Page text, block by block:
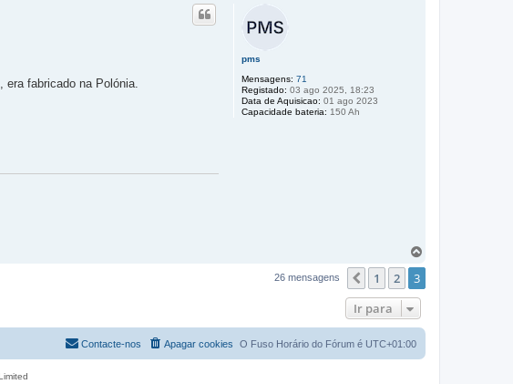
pms
Mensagens: 71
Registado: 03 ago 2025, 18:23
Data de Aquisicao: 01 ago 2023
Capacidade bateria: 150 Ah
fabricado na Polónia.
o
26 mensagens Anterior
1 2 3
Ir para
O Fuso Horário do Fórum é UTC+01:00
Apagar cookies
Contacte-nos